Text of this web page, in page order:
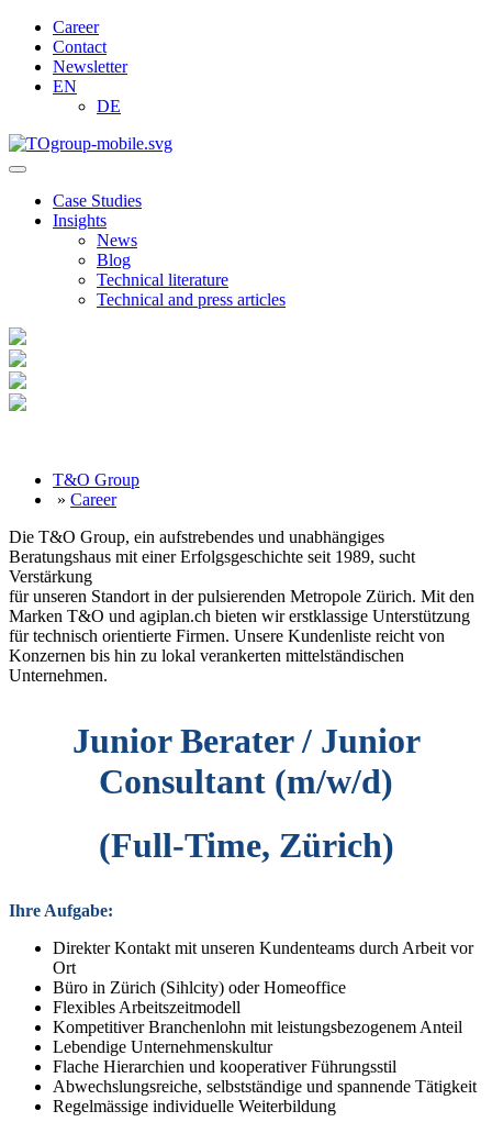
Career
Contact
Newsletter
EN
DE
Case Studies
Insights
News
Blog
Technical literature
Technical and press articles
T&O Group
» Career
Die T&O Group, ein aufstrebendes und unabhängiges
Beratungshaus mit einer Erfolgsgeschichte seit 1989, sucht
Verstärkung
für unseren Standort in der pulsierenden Metropole Zürich. Mit den
Marken T&O und agiplan.ch bieten wir erstklassige Unterstützung
für technisch orientierte Firmen. Unsere Kundenliste reicht von
Konzernen bis hin zu lokal verankerten mittelständischen
Unternehmen.
Junior Berater / Junior
Consultant (m/w/d)
(Full-Time, Zürich)
Ihre Aufgabe:
Direkter Kontakt mit unseren Kundenteams durch Arbeit vor
Ort
Büro in Zürich (Sihlcity) oder Homeoffice
Flexibles Arbeitszeitmodell
Kompetitiver Branchenlohn mit leistungsbezogenem Anteil
Lebendige Unternehmenskultur
Flache Hierarchien und kooperativer Führungsstil
Abwechslungsreiche, selbstständige und spannende Tätigkeit
Regelmässige individuelle Weiterbildung